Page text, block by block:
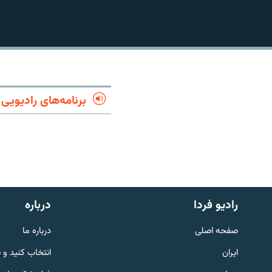
English
برنامه‌های رادیویی
رادیو فردا
صفحه اصلی
ایران
درباره
درباره ما
انتخاب کنید